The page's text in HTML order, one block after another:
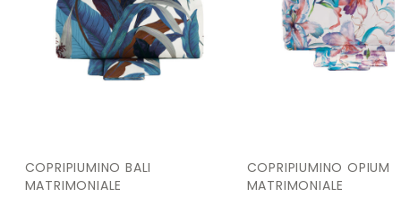
COPRIPIUMINO BALI
MATRIMONIALE
COPRIPIUMINO OPIUM
MATRIMONIALE